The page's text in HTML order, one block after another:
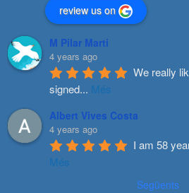
review us on
M Pilar Marti
4 years ago
We really
signed... Més
Albert Vives Costa
4 years ago
I am 58
Més
Següents